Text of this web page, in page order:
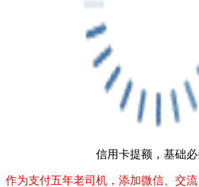
信用卡提额，基础必
作为支付五年老司机，添加微信、交